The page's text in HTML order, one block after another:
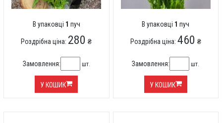
В упаковці 1 пуч
Роздрібна ціна: 280 ₴
Замовлення: шт.
У КОШИК
В упаковці 1 пуч
Роздрібна ціна: 460 ₴
Замовлення: шт.
У КОШИК